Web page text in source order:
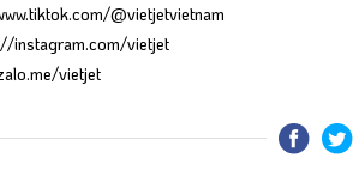
@vietjetvietnam
instagram.com/vietjet
vietjet